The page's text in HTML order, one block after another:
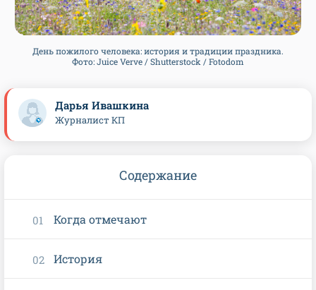
День пожилого человека: история и традиции праздника.
Фото: Juice Verve / Shutterstock / Fotodom
Дарья Ивашкина
Журналист КП
Содержание
Когда отмечают
История